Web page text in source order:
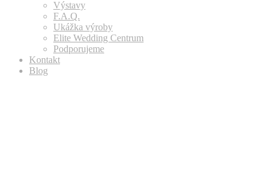
Výstavy
F.A.Q.
Ukážka výroby
Elite Wedding Centrum
Podporujeme
Kontakt
Blog